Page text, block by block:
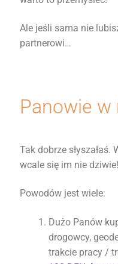
Ale jeśli sama nie
partnerowi…
Panowie w
Tak dobrze
wcale się im nie dziwie!
Powodów jest wiele:
Dużo Panów
drogowcy,
trakcie pracy /